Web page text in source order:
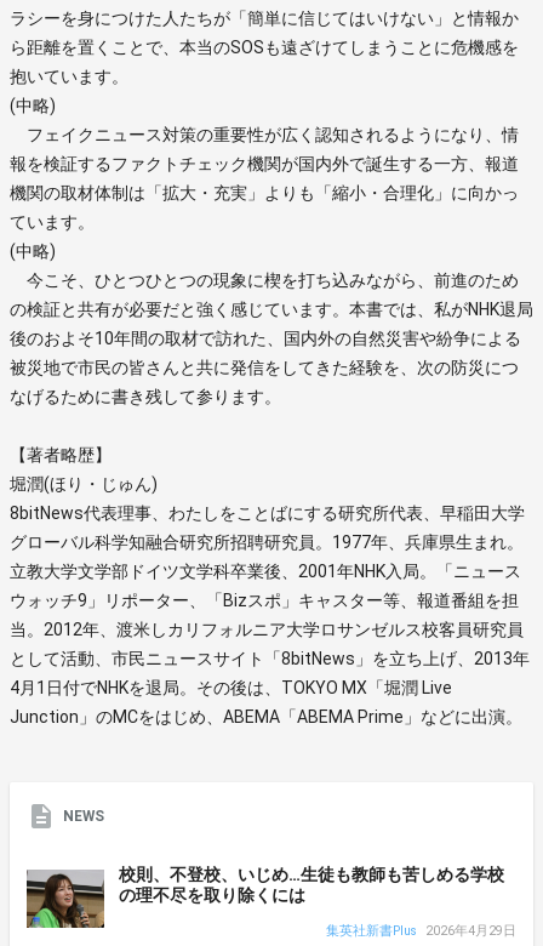
ラシーを身につけた人たちが「簡単に信じてはいけない」と情報か
ら距離を置くことで、本当のSOSも遠ざけてしまうことに危機感を
抱いています。
(中略)
フェイクニュース対策の重要性が広く認知されるようになり、情
報を検証するファクトチェック機関が国内外で誕生する一方、報道
機関の取材体制は「拡大・充実」よりも「縮小・合理化」に向かっ
ています。
(中略)
今こそ、ひとつひとつの現象に楔を打ち込みながら、前進のため
の検証と共有が必要だと強く感じています。本書では、私がNHK退局
後のおよそ10年間の取材で訪れた、国内外の自然災害や紛争による
被災地で市民の皆さんと共に発信をしてきた経験を、次の防災につ
なげるために書き残して参ります。
【著者略歴】
堀潤(ほり・じゅん)
8bitNews代表理事、わたしをことばにする研究所代表、早稲田大学
グローバル科学知融合研究所招聘研究員。1977年、兵庫県生まれ。
立教大学文学部ドイツ文学科卒業後、2001年NHK入局。「ニュース
ウォッチ9」リポーター、「Bizスポ」キャスター等、報道番組を担
当。2012年、渡米しカリフォルニア大学ロサンゼルス校客員研究員
として活動、市民ニュースサイト「8bitNews」を立ち上げ、2013年
4月1日付でNHKを退局。その後は、TOKYO MX「堀潤 Live
Junction」のMCをはじめ、ABEMA「ABEMA Prime」などに出演。
NEWS
校則、不登校、いじめ…生徒も教師も苦しめる学校
の理不尽を取り除くには
集英社新書Plus 2026年4月29日